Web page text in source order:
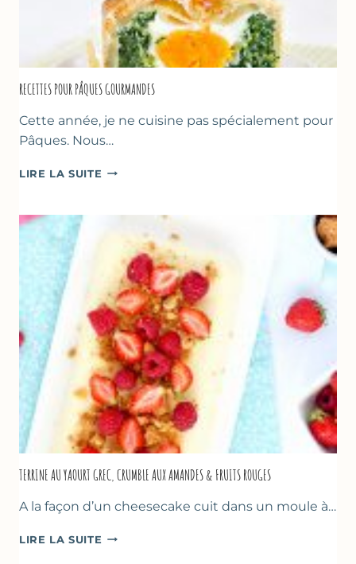
RECETTES POUR PÂQUES GOURMANDES
Cette année, je ne cuisine pas spécialement pour
Pâques. Nous…
LIRE LA SUITE RECETTES
GOURMANDES
TERRINE AU YAOURT GREC, CRUMBLE AUX AMANDES & FRUITS ROUGES
A la façon d’un cheesecake cuit dans un moule à…
LIRE LA SUITE TERRINE